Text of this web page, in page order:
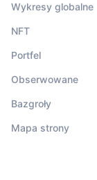
Wykresy globalne
NFT
Portfel
Obserwowane
Bazgroły
Mapa strony